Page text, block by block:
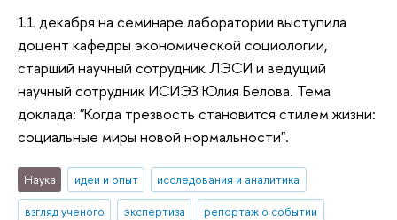
11 декабря на семинаре лаборатории выступила
доцент кафедры экономической социологии,
старший научный сотрудник ЛЭСИ и ведущий
научный сотрудник ИСИЭЗ Юлия Белова. Тема
доклада: "Когда трезвость становится стилем жизни:
социальные миры новой нормальности".
Наука идеи и опыт
исследования и аналитика
взгляд ученого
экспертиза
репортаж о событии